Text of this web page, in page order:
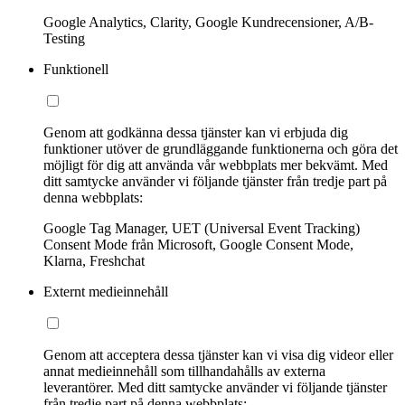
Google Analytics, Clarity, Google Kundrecensioner, A/B-
Testing
Funktionell
Genom att godkänna dessa tjänster kan vi erbjuda dig
funktioner utöver de grundläggande funktionerna och göra det
möjligt för dig att använda vår webbplats mer bekvämt. Med
ditt samtycke använder vi följande tjänster från tredje part på
denna webbplats:
Google Tag Manager, UET (Universal Event Tracking)
Consent Mode från Microsoft, Google Consent Mode,
Klarna, Freshchat
Externt medieinnehåll
Genom att acceptera dessa tjänster kan vi visa dig videor eller
annat medieinnehåll som tillhandahålls av externa
leverantörer. Med ditt samtycke använder vi följande tjänster